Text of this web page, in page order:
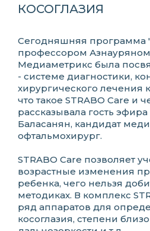
КОСОГЛАЗИЯ
Сегодняшняя программа
профессором
Медиаметрикс была
- системе диагностики,
хирургического лечения
что такое STRABO Care и
рассказывала гость
Баласанян, кандидат
офтальмохирург.
STRABO Care позволяет
возрастные изменения
ребенка, чего нельзя
методиках. В комплекс
ряд аппаратов для
косоглазия, степени